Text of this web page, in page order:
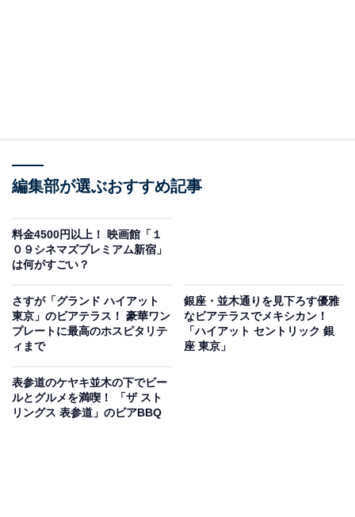
編集部が選ぶおすすめ記事
料金4500円以上！ 映画館「１
０９シネマズプレミアム新宿」
は何がすごい？
さすが「グランド ハイアット
東京」のビアテラス！ 豪華ワン
プレートに最高のホスピタリテ
ィまで
銀座・並木通りを見下ろす優雅
なビアテラスでメキシカン！
「ハイアット セントリック 銀
座 東京」
表参道のケヤキ並木の下でビー
ルとグルメを満喫！ 「ザ スト
リングス 表参道」のビアBBQ